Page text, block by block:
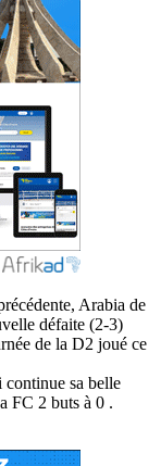
Arabia de
défaite (2-3)
de la D2 joué ce
sa belle
FC 2 buts à 0 .